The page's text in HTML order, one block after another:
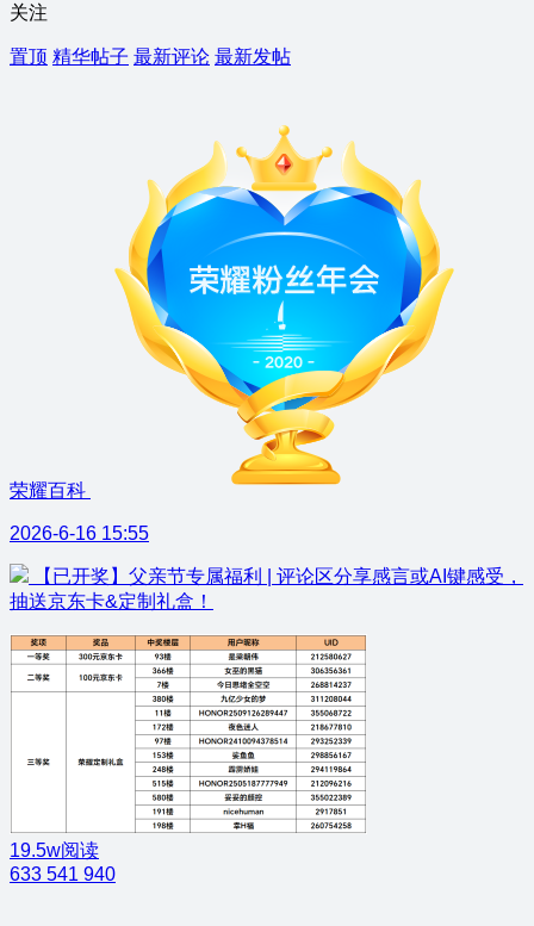
关注
置顶 精华帖子 最新评论 最新发帖
荣耀百科
2026-6-16 15:55
【已开奖】父亲节专属福利 | 评论区分享感言或AI键感受，
抽送京东卡&定制礼盒！
19.5w阅读
633 541 940